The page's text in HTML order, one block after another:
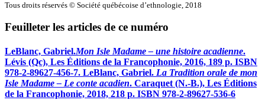
Tous droits réservés © Société québécoise d’ethnologie, 2018
Feuilleter les articles de ce numéro
LeBlanc, Gabriel.Mon Isle Madame – une histoire acadienne.
Lévis (Qc), Les Éditions de la Francophonie, 2016, 189 p. ISBN
978-2-89627-456-7. LeBlanc, Gabriel. La Tradition orale de mon
Isle Madame – Le conte acadien. Caraquet (N.-B.), Les Éditions
de la Francophonie, 2018, 218 p. ISBN 978-2-89627-536-6